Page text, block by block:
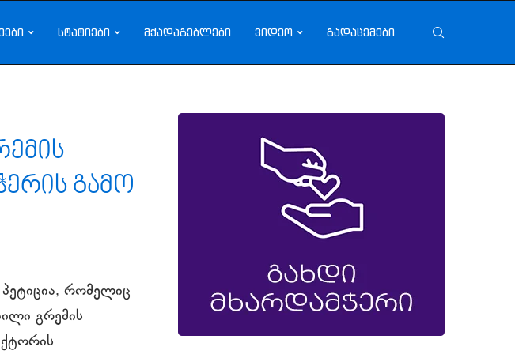
სტატიები მქადაგებლები ვიდეო გადაცემები
გამო
პეტიცია, რომელიც
გრემის